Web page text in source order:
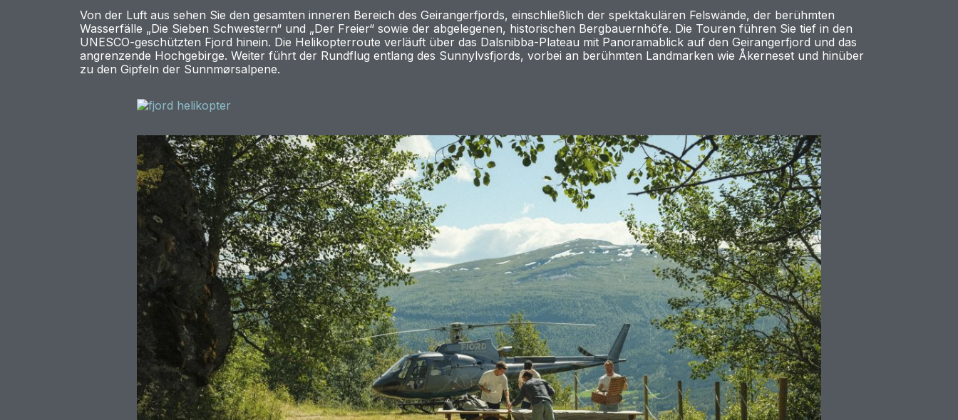
Von der Luft aus sehen Sie den gesamten inneren Bereich des Geirangerfjords, einschließlich der spektakulären Felswände, der berühmten
Wasserfälle „Die Sieben Schwestern“ und „Der Freier“ sowie der abgelegenen, historischen Bergbauernhöfe. Die Touren führen Sie tief in den
UNESCO-geschützten Fjord hinein. Die Helikopterroute verläuft über das Dalsnibba-Plateau mit Panoramablick auf den Geirangerfjord und das
angrenzende Hochgebirge. Weiter führt der Rundflug entlang des Sunnylvsfjords, vorbei an berühmten Landmarken wie Åkerneset und hinüber
zu den Gipfeln der Sunnmørsalpene.